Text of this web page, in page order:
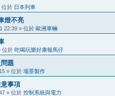
位於 日本列車
燈不亮
22:39 » 位於 歐洲車輛
位於 吃喝玩樂好康報馬仔
題
» 位於 場景製作
事項
» 位於 控制系統與電力